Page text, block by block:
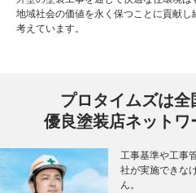
地域社会の価値を永く保つことに貢献し
考えています。
プロタイムズは全
優良塗装店ネットワ
工事基準や工事
社が実施できな
ん。